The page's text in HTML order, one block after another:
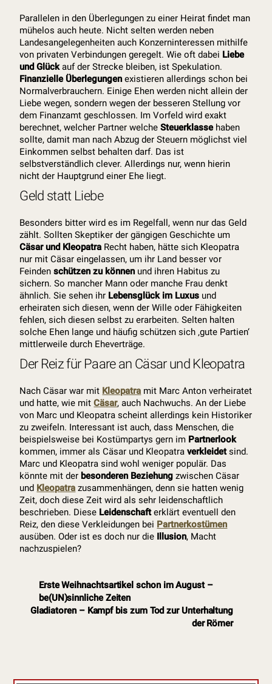
Parallelen in den Überlegungen zu einer Heirat findet man
mühelos auch heute. Nicht selten werden neben
Landesangelegenheiten auch Konzerninteressen mithilfe
von privaten Verbindungen geregelt. Wie oft dabei Liebe
und Glückauf der Strecke bleiben, ist Spekulation.
Finanzielle Überlegungen existieren allerdings schon bei
Normalverbrauchern. Einige Ehen werden nicht allein der
Liebe wegen, sondern wegen der besseren Stellung vor
dem Finanzamt geschlossen. Im Vorfeld wird exakt
berechnet, welcher Partner welcheSteuerklassehaben
sollte, damit man nach Abzug der Steuern möglichst viel
Einkommen selbst behalten darf. Das ist
selbstverständlich clever. Allerdings nur, wenn hierin
nicht der Hauptgrund einer Ehe liegt.
Geld statt Liebe
Besonders bitter wird es im Regelfall, wenn nur das Geld
zählt. Sollten Skeptiker der gängigen Geschichte um
Cäsar und Kleopatra Recht haben, hätte sich Kleopatra
nur mit Cäsar eingelassen, um ihr Land besser vor
Feindenschützen zu können und ihren Habitus zu
sichern. So mancher Mann oder manche Frau denkt
ähnlich. Sie sehen ihr Lebensglück im Luxus und
erheiraten sich diesen, wenn der Wille oder Fähigkeiten
fehlen, sich diesen selbst zu erarbeiten. Selten halten
solche Ehen lange und häufig schützen sich ‚gute Partien‘
mittlerweile durch Eheverträge.
Der Reiz für Paare an Cäsar und Kleopatra
Nach Cäsar war mit Kleopatra mit Marc Anton verheiratet
und hatte, wie mitCäsar, auch Nachwuchs. An der Liebe
von Marc und Kleopatra scheint allerdings kein Historiker
zu zweifeln. Interessant ist auch, dass Menschen, die
beispielsweise bei Kostümpartys gern im Partnerlook
kommen, immer als Cäsar und Kleopatraverkleidetsind.
Marc und Kleopatra sind wohl weniger populär. Das
könnte mit der besonderen Beziehung zwischen Cäsar
und Kleopatra zusammenhängen, denn sie hatten wenig
Zeit, doch diese Zeit wird als sehr leidenschaftlich
beschrieben. Diese Leidenschafterklärt eventuell den
Reiz, den diese Verkleidungen bei Partnerkostümen
ausüben. Oder ist es doch nur die Illusion, Macht
nachzuspielen?
Erste Weihnachtsartikel schon im August –
be(UN)sinnliche Zeiten
Gladiatoren – Kampf bis zum Tod zur Unterhaltung
der Römer